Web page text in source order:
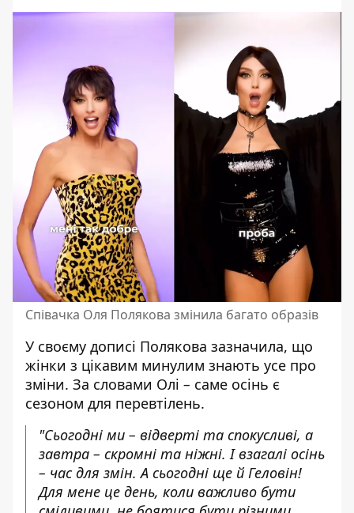
Співачка Оля Полякова змінила багато образів
У своєму дописі Полякова зазначила, що
жінки з цікавим минулим знають усе про
зміни. За словами Олі – саме осінь є
сезоном для перевтілень.
"Сьогодні ми – відверті та спокусливі, а
завтра – скромні та ніжні. І взагалі осінь
– час для змін. А сьогодні ще й Геловін!
Для мене це день, коли важливо бути